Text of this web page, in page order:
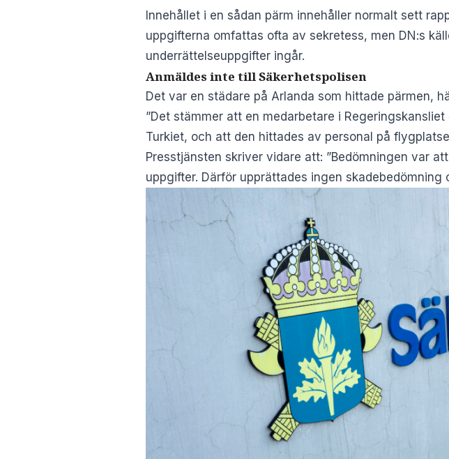
Innehållet i en sådan pärm innehåller normalt sett
uppgifterna omfattas ofta av sekretess, men DN:s
underrättelseuppgifter ingår.
Anmäldes inte till Säkerhetspolisen
Det var en städare på Arlanda som hittade pärmen,
”Det stämmer att en medarbetare i
Turkiet, och att den hittades av personal på
Presstjänsten skriver vidare att: ”Bedömningen var
uppgifter. Därför upprättades ingen